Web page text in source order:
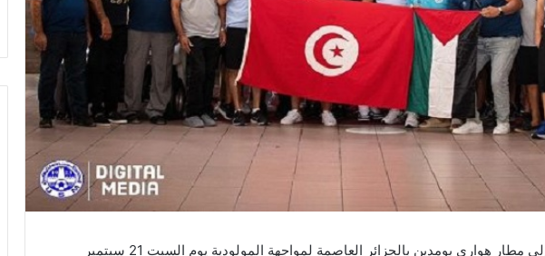
وصل وفد الاتحاد المنستيري إلى مطار هواري بومدين بالجزائر العاصمة لمواجهة المولودية يوم السبت 21 سبتمبر